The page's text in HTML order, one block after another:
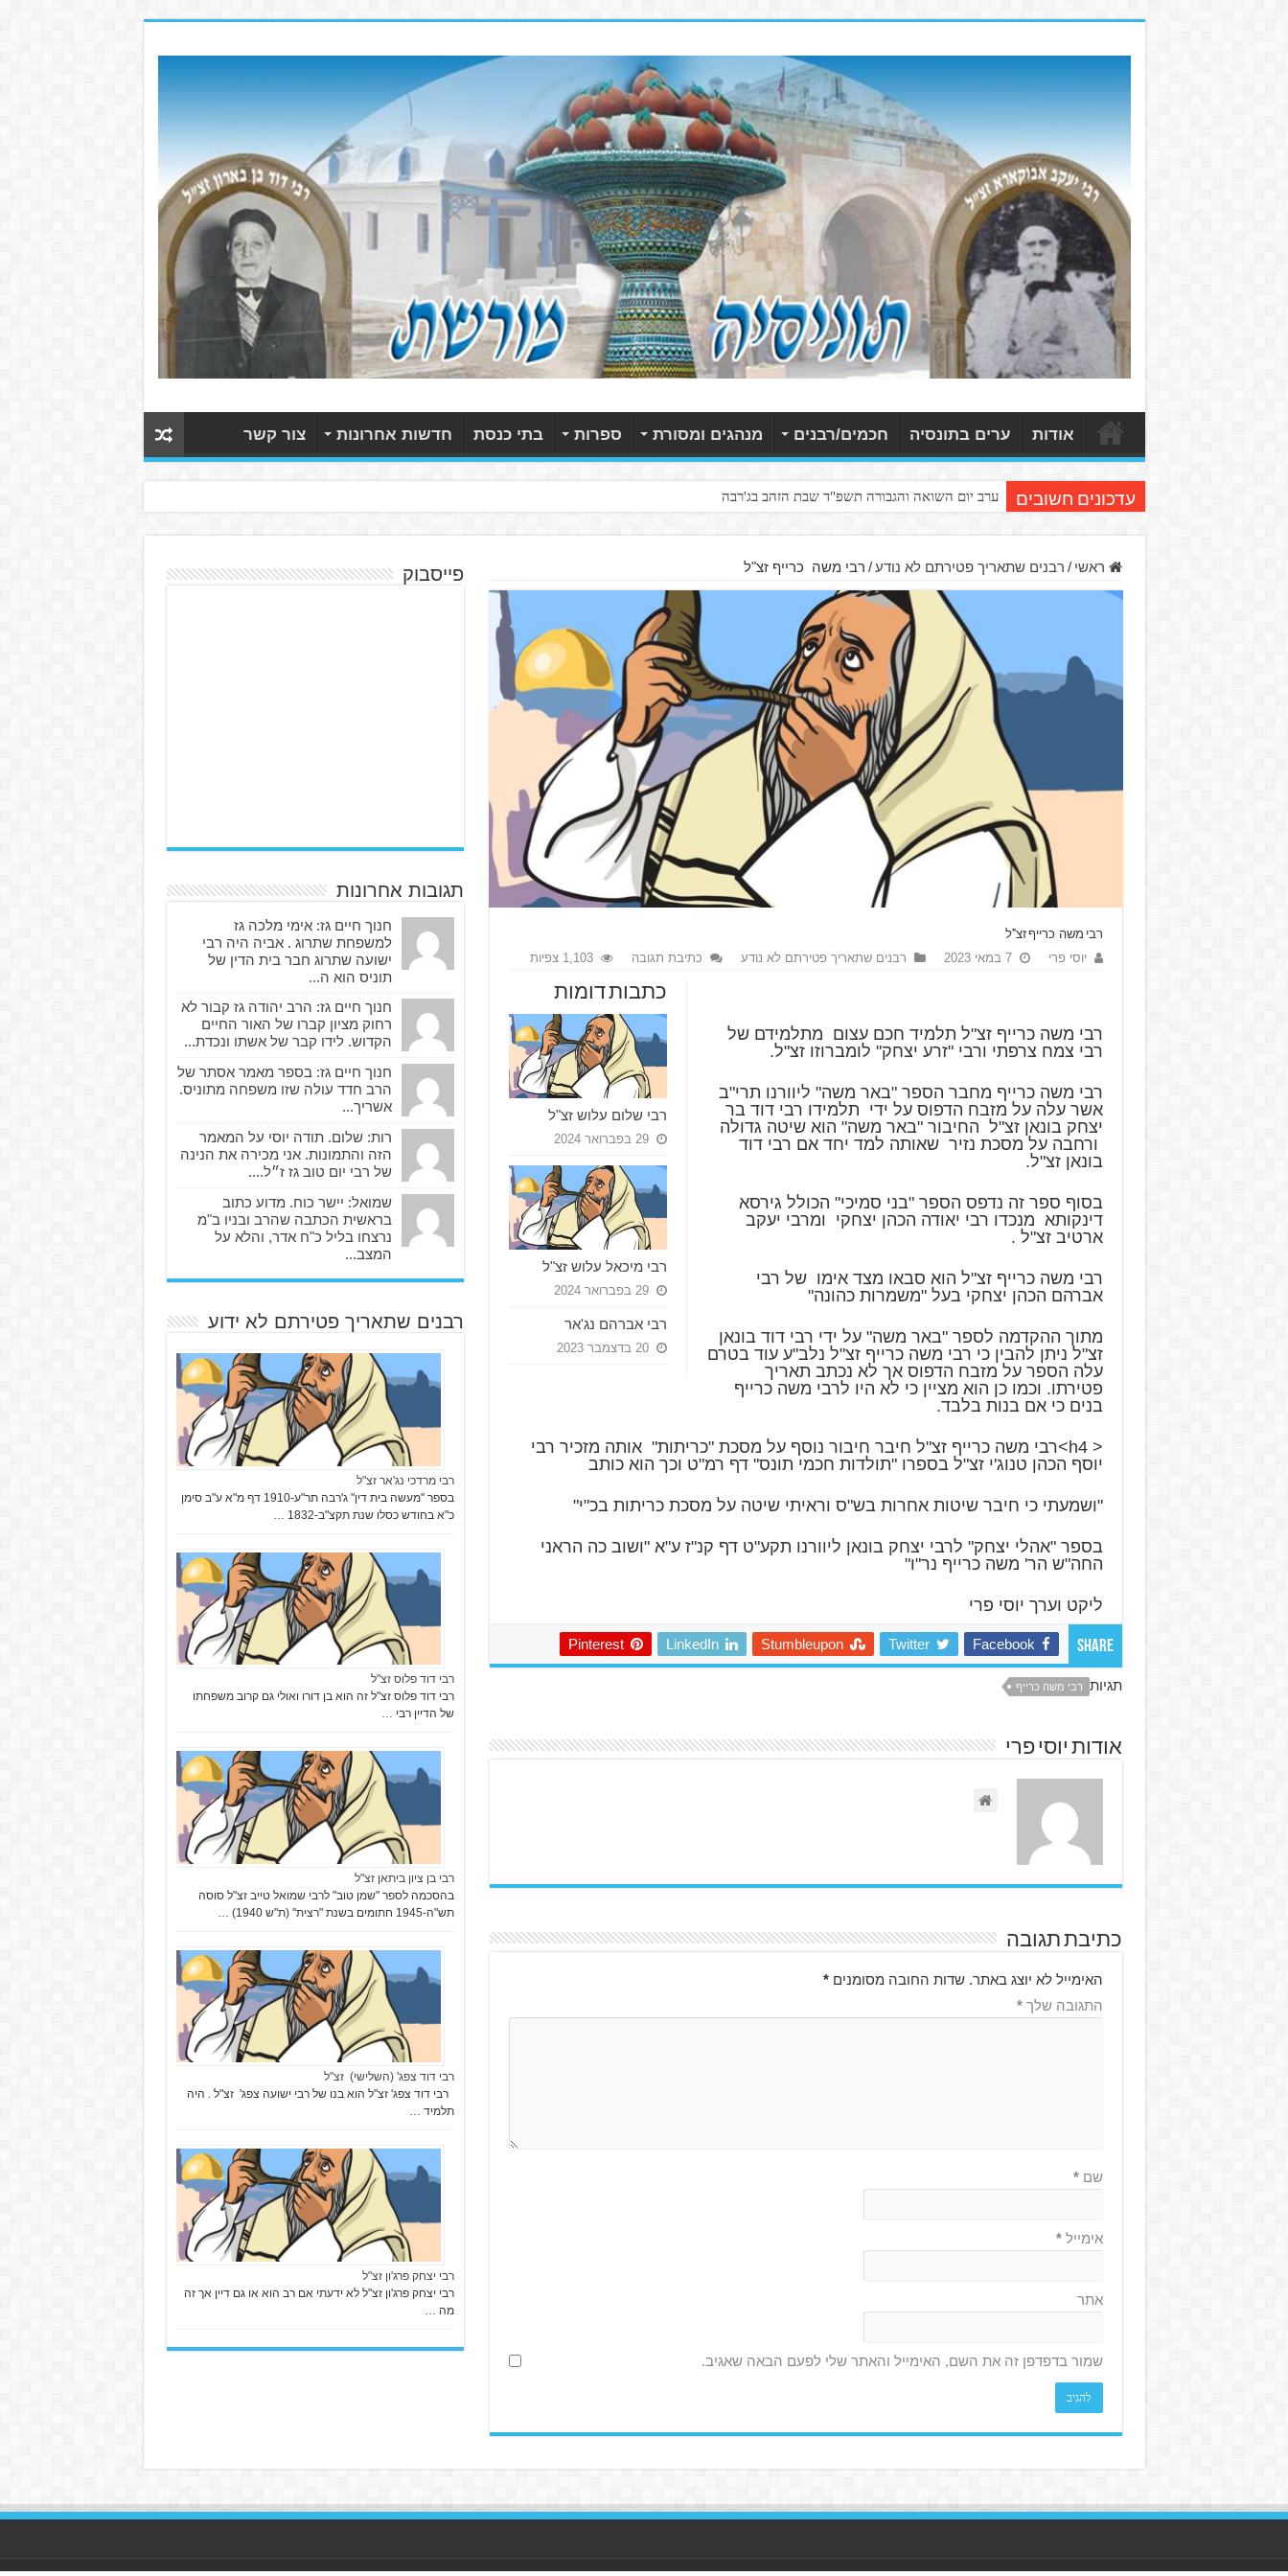
אודות ערים בתונסיה חכמים/רבנים מנהגים ומסורת ספרות בתי כנסת חדשות אחרונות צור קשר
עדכונים חשובים ערב יום השואה והגבורה תשפ"ד שבת הזהב בג'רבה
ראשי / רבנים שתאריך פטירתם לא נודע / רבי משה כרייף זצ"ל
רבי משה כרייף זצ"ל
יוסי פרי 7 במאי 2023 רבנים שתאריך פטירתם לא נודע כתיבת תגובה 1,103 צפיות
כתבות דומות
רבי שלום עלוש זצ"ל
29 בפברואר 2024
רבי מיכאל עלוש זצ"ל
29 בפברואר 2024
רבי אברהם נג'אר
20 בדצמבר 2023
רבי משה כרייף זצ"ל תלמיד חכם עצום מתלמידם של
רבי צמח צרפתי ורבי "זרע יצחק" לומברוזו זצ"ל.
רבי משה כרייף מחבר הספר "באר משה" ליוורנו תרי"ב
אשר עלה על מזבח הדפוס על ידי תלמידו רבי דוד בר
יצחק בונאן זצ"ל החיבור "באר משה" הוא שיטה גדולה
ורחבה על מסכת נזיר שאותה למד יחד אם רבי דוד
בונאן זצ"ל.
בסוף ספר זה נדפס הספר "בני סמיכי" הכולל גירסא
דינקותא מנכדו רבי יאודה הכהן יצחקי ומרבי יעקב
ארטיב זצ"ל .
רבי משה כרייף זצ"ל הוא סבאו מצד אימו של רבי
אברהם הכהן יצחקי בעל "משמרות כהונה"
מתוך ההקדמה לספר "באר משה" על ידי רבי דוד בונאן
זצ"ל ניתן להבין כי רבי משה כרייף זצ"ל נלב"ע עוד בטרם
עלה הספר על מזבח הדפוס אך לא נכתב תאריך
פטירתו. וכמו כן הוא מציין כי לא היו לרבי משה כרייף
בנים כי אם בנות בלבד.
< h4>רבי משה כרייף זצ"ל חיבר חיבור נוסף על מסכת "כריתות" אותה מזכיר רבי
יוסף הכהן טנוג'י זצ"ל בספרו "תולדות חכמי תונס" דף רמ"ט וכך הוא כותב
"ושמעתי כי חיבר שיטות אחרות בש"ס וראיתי שיטה על מסכת כריתות בכ"י"
בספר "אהלי יצחק" לרבי יצחק בונאן ליוורנו תקע"ט דף קנ"ז ע"א "ושוב כה הראני
החה"ש הר' משה כרייף נר"ו"
ליקט וערך יוסי פרי
Share
Facebook
Twitter
Stumbleupon
LinkedIn
Pinterest
תגיות רבי משה כרייף
אודות יוסי פרי
כתיבת תגובה
האימייל לא יוצג באתר. שדות החובה מסומנים*
התגובה שלך*
שם*
אימייל*
אתר
שמור בדפדפן זה את השם, האימייל והאתר שלי לפעם הבאה שאגיב.
פייסבוק
תגובות אחרונות
חנוך חיים גז: אימי מלכה גז
למשפחת שתרוג . אביה היה רבי
ישועה שתרוג חבר בית הדין של
תוניס הוא ה...
חנוך חיים גז: הרב יהודה גז קבור לא
רחוק מציון קברו של האור החיים
הקדוש. לידו קבר של אשתו ונכדת...
חנוך חיים גז: בספר מאמר אסתר של
הרב חדד עולה שזו משפחה מתוניס.
אשריך...
רות: שלום. תודה יוסי על המאמר
הזה והתמונות. אני מכירה את הנינה
של רבי יום טוב גז ז״ל....
שמואל: יישר כוח. מדוע כתוב
בראשית הכתבה שהרב ובניו ב"מ
נרצחו בליל כ"ח אדר, והלא על
המצב...
רבנים שתאריך פטירתם לא ידוע
רבי מרדכי נג'אר זצ"ל
בספר "מעשה בית דין" ג'רבה תר"ע-1910 דף מ"א ע"ב סימן
כ"א בחודש כסלו שנת תקצ"ב-1832 …
רבי דוד פלוס זצ"ל
רבי דוד פלוס זצ"ל זה הוא בן דורו ואולי גם קרוב משפחתו
של הדיין רבי …
רבי בן ציון ביתאן זצ"ל
בהסכמה לספר "שמן טוב" לרבי שמואל טייב זצ"ל סוסה
תש"ה-1945 חתומים בשנת "רצית" (ת"ש 1940) …
רבי דוד צפג' (השלישי) זצ"ל
רבי דוד צפג' זצ"ל הוא בנו של רבי ישועה צפג' זצ"ל . היה
תלמיד …
רבי יצחק פרג'ון זצ"ל
רבי יצחק פרג'ון זצ"ל לא ידעתי אם רב הוא או גם דיין אך זה
מה …